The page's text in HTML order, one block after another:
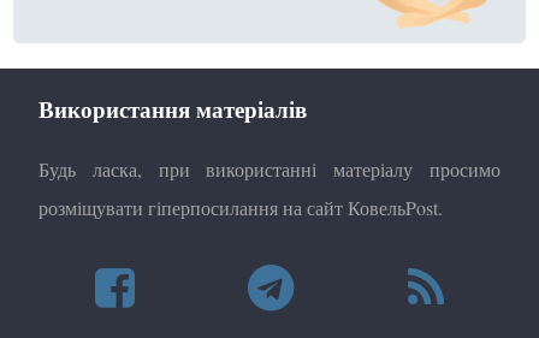
Використання матеріалів
Будь ласка, при використанні матеріалу просимо
розміщувати гіперпосилання на сайт КовельPost.